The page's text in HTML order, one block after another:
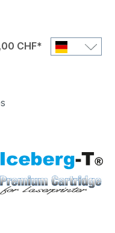
CHF*